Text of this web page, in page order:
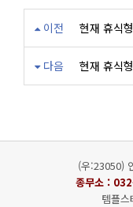
이전 현재 휴식
다음 현재 휴식
(우:23050)
종무소 :
템플